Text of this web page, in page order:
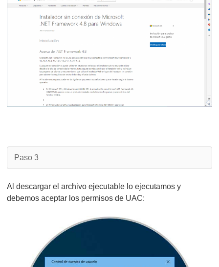
Paso 3
Al descargar el archivo ejecutable lo ejecutamos y
debemos aceptar los permisos de UAC: